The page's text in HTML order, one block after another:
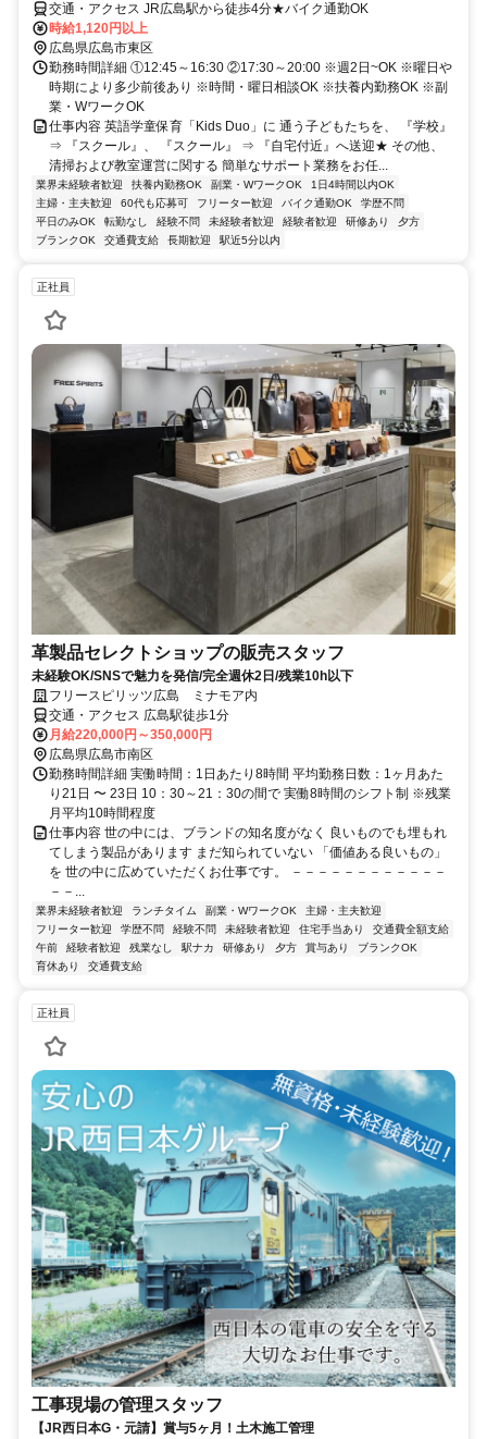
交通・アクセス JR広島駅から徒歩4分★バイク通勤OK
時給1,120円以上
広島県広島市東区
勤務時間詳細 ①12:45～16:30 ②17:30～20:00 ※週2日~OK ※曜日や
時期により多少前後あり ※時間・曜日相談OK ※扶養内勤務OK ※副
業・WワークOK
仕事内容 英語学童保育「Kids Duo」に 通う子どもたちを、 『学校』
⇒ 『スクール』、 『スクール』 ⇒ 『自宅付近』へ送迎★ その他、
清掃および教室運営に関する 簡単なサポート業務をお任...
業界未経験者歓迎 扶養内勤務OK 副業・WワークOK
1日4時間以内OK
主婦・主夫歓迎
60代も応募可 フリーター歓迎 バイク通勤OK
学歴不問
平日のみOK
転勤なし 経験不問 未経験者歓迎 経験者歓迎 研修あり
夕方
ブランクOK
交通費支給 長期歓迎 駅近5分以内
正社員
革製品セレクトショップの販売スタッフ
未経験OK/SNSで魅力を発信/完全週休2日/残業10h以下
フリースピリッツ広島 ミナモア内
交通・アクセス 広島駅徒歩1分
月給220,000円～350,000円
広島県広島市南区
勤務時間詳細 実働時間：1日あたり8時間 平均勤務日数：1ヶ月あた
り21日 〜 23日 10：30～21：30の間で 実働8時間のシフト制 ※残業
月平均10時間程度
仕事内容 世の中には、ブランドの知名度がなく 良いものでも埋もれ
てしまう製品があります まだ知られていない 「価値ある良いもの」
を 世の中に広めていただくお仕事です。 －－－－－－－－－－－－
－－...
業界未経験者歓迎 ランチタイム 副業・WワークOK
主婦・主夫歓迎
フリーター歓迎
学歴不問 経験不問 未経験者歓迎 住宅手当あり
交通費全額支給
午前
経験者歓迎 残業なし 駅ナカ 研修あり 夕方 賞与あり
ブランクOK
育休あり
交通費支給
正社員
工事現場の管理スタッフ
【JR西日本G・元請】賞与5ヶ月！土木施工管理